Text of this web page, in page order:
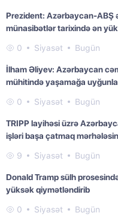
Prezident: Azərbaycan-ABŞ
münasibətlər tarixində ən
0 Siyasət Bugün
İlham Əliyev: Azərbaycan
mühitində yaşamağa
0 Siyasət Bugün
TRIPP layihəsi üzrə
işləri başa çatmaq
9 Siyasət Bugün
Donald Tramp sülh
yüksək qiymətləndirib
0 Siyasət Bugün